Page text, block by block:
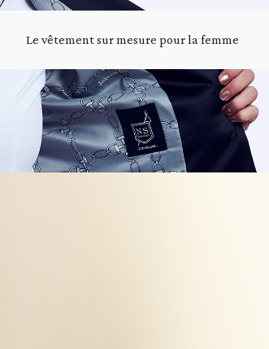
Le vêtement sur mesure pour la femme